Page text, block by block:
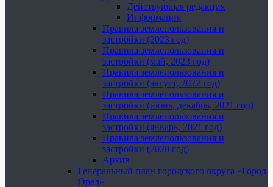
Действующая редакция
Информация
Правила землепользования и
застройки (2023 год)
Правила землепользования и
застройки (май, 2023 год)
Правила землепользования и
застройки (август, 2022 год)
Правила землепользования и
застройки (июнь, декабрь, 2021 год)
Правила землепользования и
застройки (январь, 2021 год)
Правила землепользования и
застройки (2020 год)
Архив
Генеральный план городского округа «Город
Орел»